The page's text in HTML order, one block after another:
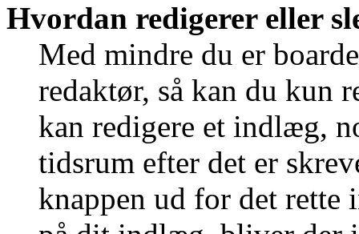
Hvordan redigerer eller
Med mindre du er
redaktør, så kan du kun
kan redigere et indlæg,
tidsrum efter det er
knappen ud for det rette